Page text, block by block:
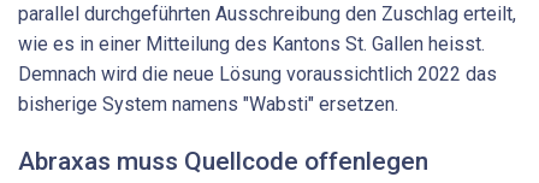
parallel durchgeführten Ausschreibung den Zuschlag erteilt,
wie es in einer Mitteilung des Kantons St. Gallen heisst.
Demnach wird die neue Lösung voraussichtlich 2022 das
bisherige System namens "Wabsti" ersetzen.
Abraxas muss Quellcode offenlegen